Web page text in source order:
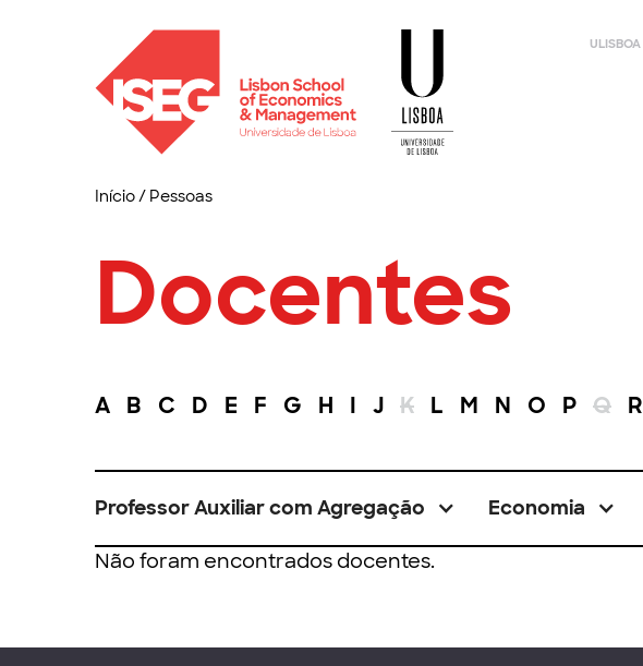
ULISBOA
Início/ Pessoas
Docentes
A B C D E F G H I J K L M N O P Q R
Professor Auxiliar com Agregação Economia
Não foram encontrados docentes.